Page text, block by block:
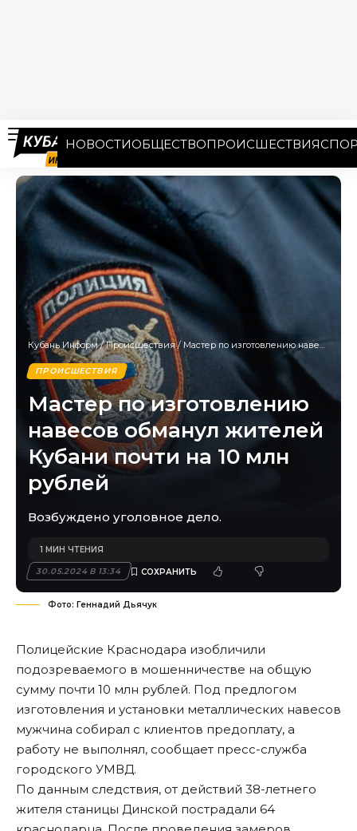
НОВОСТИОБЩЕСТВОПРОИСШЕСТВИЯ
Кубань Информ/Происшествия/Мастер по изготовлению навесов обманул жителей Кубани почти на 10 млн рублей
ПРОИСШЕСТВИЯ
Мастер по изготовлению
навесов обманул жителей
Кубани почти на 10 млн
рублей
Возбуждено уголовное дело.
30.05.2024 В 13:34
1 МИН ЧТЕНИЯ
Фото: Геннадий Дьячук
Полицейские Краснодара изобличили
подозреваемого в мошенничестве на общую
сумму почти 10 млн рублей. Под предлогом
изготовления и установки металлических навесов
мужчина собирал с клиентов предоплату, а
работу не выполнял, сообщает пресс-служба
городского УМВД.
По данным следствия, от действий 38-летнего
жителя станицы Динской пострадали 64